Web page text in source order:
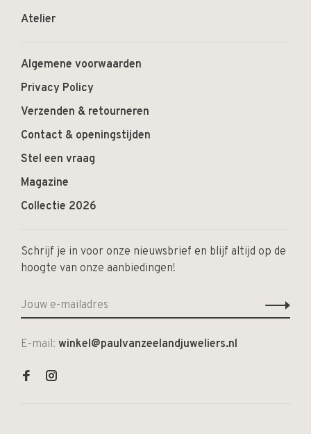
Atelier
Algemene voorwaarden
Privacy Policy
Verzenden & retourneren
Contact & openingstijden
Stel een vraag
Magazine
Collectie 2026
Schrijf je in voor onze nieuwsbrief en blijf altijd op de
hoogte van onze aanbiedingen!
E-mail: winkel@paulvanzeelandjuweliers.nl